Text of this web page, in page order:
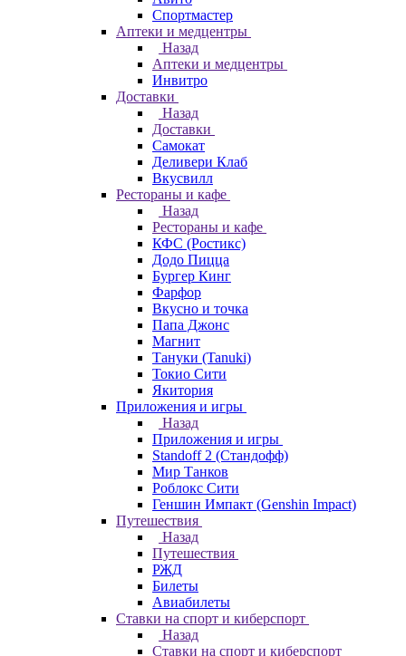
Спортмастер
Аптеки и медцентры
Назад
Аптеки и медцентры
Инвитро
Доставки
Назад
Доставки
Самокат
Деливери Клаб
Вкусвилл
Рестораны и кафе
Назад
Рестораны и кафе
КФС (Ростикс)
Додо Пицца
Бургер Кинг
Фарфор
Вкусно и точка
Папа Джонс
Магнит
Тануки (Tanuki)
Токио Сити
Якитория
Приложения и игры
Назад
Приложения и игры
Standoff 2 (Стандофф)
Мир Танков
Роблокс Сити
Геншин Импакт (Genshin Impact)
Путешествия
Назад
Путешествия
РЖД
Билеты
Авиабилеты
Ставки на спорт и киберспорт
Назад
Ставки на спорт и киберспорт